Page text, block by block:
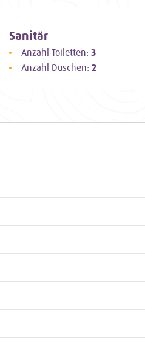
Sanitär
Anzahl Toiletten: 3
Anzahl Duschen: 2